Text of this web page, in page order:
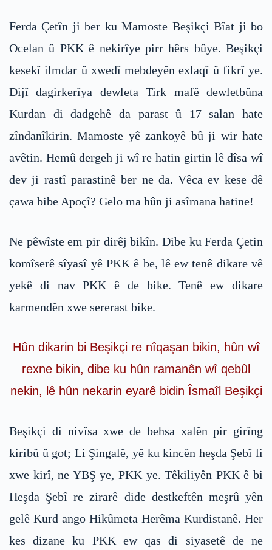
Ferda Çetîn ji ber ku Mamoste Beşikçi Bîat ji bo
Ocelan û PKK ê nekirîye pirr hêrs bûye. Beşikçi
kesekî ilmdar û xwedî mebdeyên exlaqî û fikrî ye.
Dijî dagirkerîya dewleta Tirk mafê dewletbûna
Kurdan di dadgehê da parast û 17 salan hate
zîndanîkirin. Mamoste yê zankoyê bû ji wir hate
avêtin. Hemû dergeh ji wî re hatin girtin lê dîsa wî
dev ji rastî parastinê ber ne da. Vêca ev kese dê
çawa bibe Apoçî? Gelo ma hûn ji asîmana hatine!
Ne pêwîste em pir dirêj bikîn. Dibe ku Ferda Çetin
komîserê sîyasî yê PKK ê be, lê ew tenê dikare vê
yekê di nav PKK ê de bike. Tenê ew dikare
karmendên xwe sererast bike.
Hûn dikarin bi Beşikçi re nîqaşan bikin, hûn wî
rexne bikin, dibe ku hûn ramanên wî qebûl
nekin, lê hûn nekarin eyarê bidin Îsmaîl Beşikçi
Beşikçi di nivîsa xwe de behsa xalên pir girîng
kiribû û got; Li Şingalê, yê ku kincên heşda Şebî li
xwe kirî, ne YBŞ ye, PKK ye. Têkiliyên PKK ê bi
Heşda Şebî re zirarê dide destkeftên meşrû yên
gelê Kurd ango Hikûmeta Herêma Kurdistanê. Her
kes dizane ku PKK ew qas di siyasetê de ne